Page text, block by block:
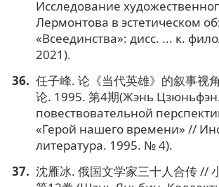
Исследование
Лермонтова в эстетическом
«Всеединства»: дисс. ... к.
2021).
任子峰. 论《当代英雄》的叙事视
论. 1995. 第4期(Жэнь
повествовательной
«Герой нашего времени» //
литература. 1995. № 4).
沈雁冰. 俄国文学家三十人合传 //